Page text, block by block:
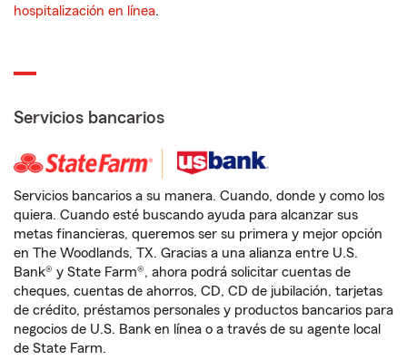
hospitalización en línea.
Servicios bancarios
Servicios bancarios a su manera. Cuando, donde y como los
quiera. Cuando esté buscando ayuda para alcanzar sus
metas financieras, queremos ser su primera y mejor opción
en The Woodlands, TX. Gracias a una alianza entre U.S.
Bank® y State Farm®, ahora podrá solicitar cuentas de
cheques, cuentas de ahorros, CD, CD de jubilación, tarjetas
de crédito, préstamos personales y productos bancarios para
negocios de U.S. Bank en línea o a través de su agente local
de State Farm.